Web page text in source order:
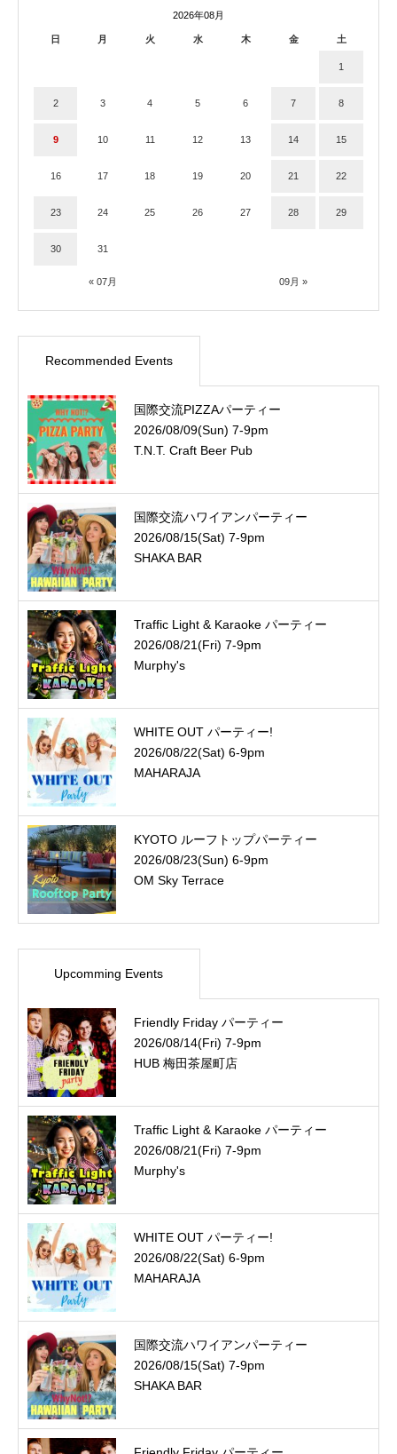
2026年08月
日 月 火 水 木 金 土
« 07月 09月 »
1
2 3 4 5 6 7 8
9 10 11 12 13 14 15
16 17 18 19 20 21 22
23 24 25 26 27 28 29
30 31
Recommended Events
国際交流PIZZAパーティー
2026/08/09(Sun) 7-9pm
T.N.T. Craft Beer Pub
国際交流ハワイアンパーティー
2026/08/15(Sat) 7-9pm
SHAKA BAR
Traffic Light & Karaoke パーティー
2026/08/21(Fri) 7-9pm
Murphy's
WHITE OUT パーティー!
2026/08/22(Sat) 6-9pm
MAHARAJA
KYOTO ルーフトップパーティー
2026/08/23(Sun) 6-9pm
OM Sky Terrace
Upcomming Events
Friendly Friday パーティー
2026/08/14(Fri) 7-9pm
HUB 梅田茶屋町店
Traffic Light & Karaoke パーティー
2026/08/21(Fri) 7-9pm
Murphy's
WHITE OUT パーティー!
2026/08/22(Sat) 6-9pm
MAHARAJA
国際交流ハワイアンパーティー
2026/08/15(Sat) 7-9pm
SHAKA BAR